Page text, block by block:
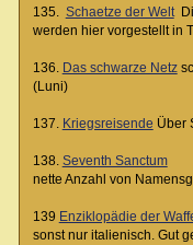
135. Schaetze der Welt
werden hier vorgestellt in
136. Das schwarze Netz
(Luni)
137. Kriegsreisende Über
138. Seventh Sanctum
nette Anzahl von
139 Enziklopädie der
sonst nur italienisch. Gut